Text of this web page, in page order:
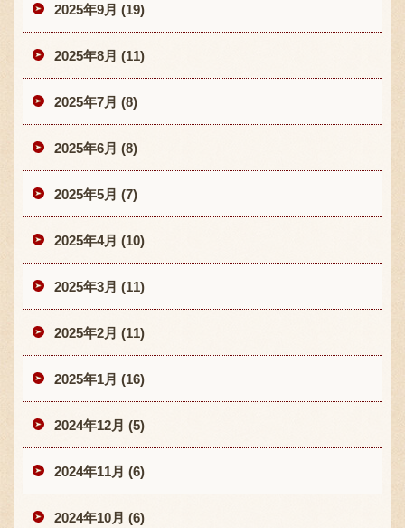
2025年9月 (19)
2025年8月 (11)
2025年7月 (8)
2025年6月 (8)
2025年5月 (7)
2025年4月 (10)
2025年3月 (11)
2025年2月 (11)
2025年1月 (16)
2024年12月 (5)
2024年11月 (6)
2024年10月 (6)